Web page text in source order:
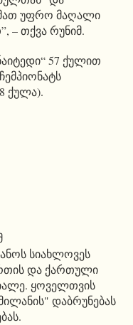
მათ უფრო მაღალი
– თქვა რუნიმ.
57 ქულით
ქულა).
სიახლოვეს
და ქართული
ყოველთვის
დაბრუნებას